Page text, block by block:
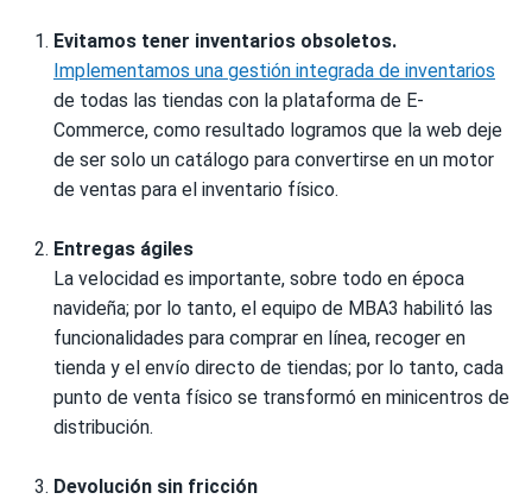
Evitamos tener inventarios obsoletos.
Implementamos una gestión integrada de inventarios
de todas las tiendas con la plataforma de E-
Commerce, como resultado logramos que la web deje
de ser solo un catálogo para convertirse en un motor
de ventas para el inventario físico.
Entregas ágiles
La velocidad es importante, sobre todo en época
navideña; por lo tanto, el equipo de MBA3 habilitó las
funcionalidades para comprar en línea, recoger en
tienda y el envío directo de tiendas; por lo tanto, cada
punto de venta físico se transformó en minicentros de
distribución.
Devolución sin fricción